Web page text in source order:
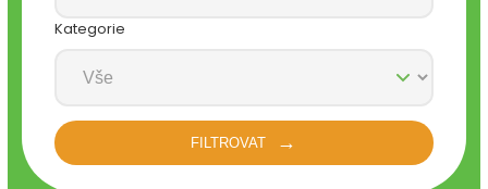
Kategorie
FILTROVAT